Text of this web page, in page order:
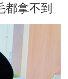
都拿不到